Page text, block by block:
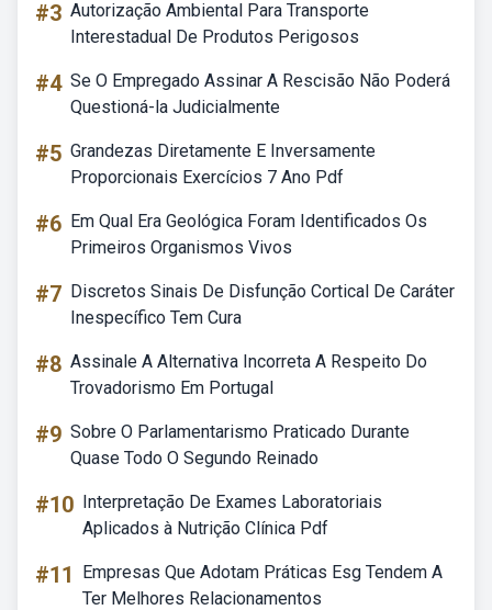
#3 Autorização Ambiental Para Transporte
Interestadual De Produtos Perigosos
#4 Se O Empregado Assinar A Rescisão Não Poderá
Questioná-la Judicialmente
#5 Grandezas Diretamente E Inversamente
Proporcionais Exercícios 7 Ano Pdf
#6 Em Qual Era Geológica Foram Identificados Os
Primeiros Organismos Vivos
#7 Discretos Sinais De Disfunção Cortical De Caráter
Inespecífico Tem Cura
#8 Assinale A Alternativa Incorreta A Respeito Do
Trovadorismo Em Portugal
#9 Sobre O Parlamentarismo Praticado Durante
Quase Todo O Segundo Reinado
#10 Interpretação De Exames Laboratoriais
Aplicados à Nutrição Clínica Pdf
#11
Empresas Que Adotam Práticas Esg Tendem A
Ter Melhores Relacionamentos